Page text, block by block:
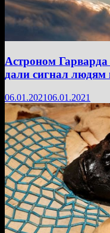
Астроном Гарварда
дали сигнал людям
06.01.202106.01.2021